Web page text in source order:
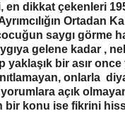
en dikkat çekenleri
Ortadan
saygı görme
gelene kadar ,
bir asır once
onlarla
açık
konu ise fikrini